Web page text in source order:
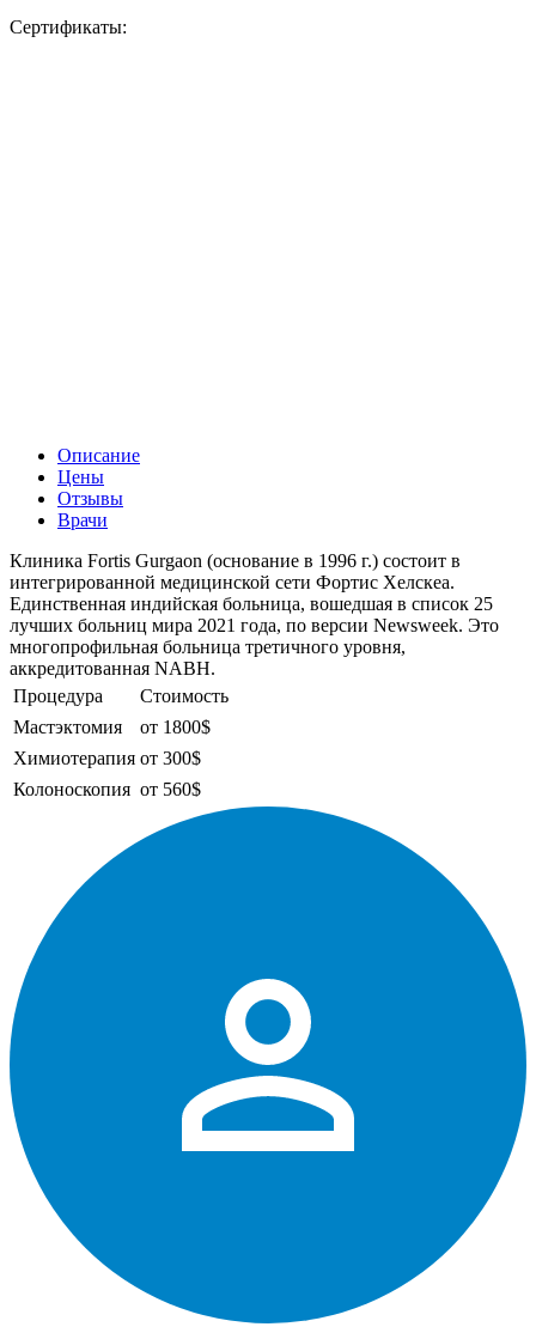
Сертификаты:
Описание
Цены
Отзывы
Врачи
Клиника Fortis Gurgaon (основание в 1996 г.) состоит в
интегрированной медицинской сети Фортис Хелскеа.
Единственная индийская больница, вошедшая в список 25
лучших больниц мира 2021 года, по версии Newsweek. Это
многопрофильная больница третичного уровня,
аккредитованная NABH.
Процедура
Стоимость
Мастэктомия
от 1800$
Химиотерапия от 300$
Колоноскопия от 560$